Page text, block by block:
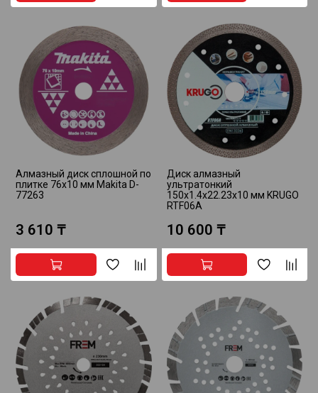
Алмазный диск сплошной по
плитке 76x10 мм Makita D-
77263
3 610 ₸
Диск алмазный
ультратонкий
150x1.4x22.23x10 мм KRUGO
RTF06A
10 600 ₸